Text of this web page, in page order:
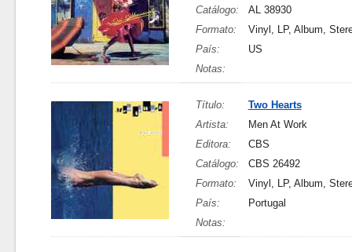
Catálogo:
AL 38930
Formato:
Vinyl, LP, Album,
País:
US
Notas:
Título:
Two Hearts
Artista:
Men At Work
Editora:
CBS
Catálogo:
CBS 26492
Formato:
Vinyl, LP, Album,
País:
Portugal
Notas: